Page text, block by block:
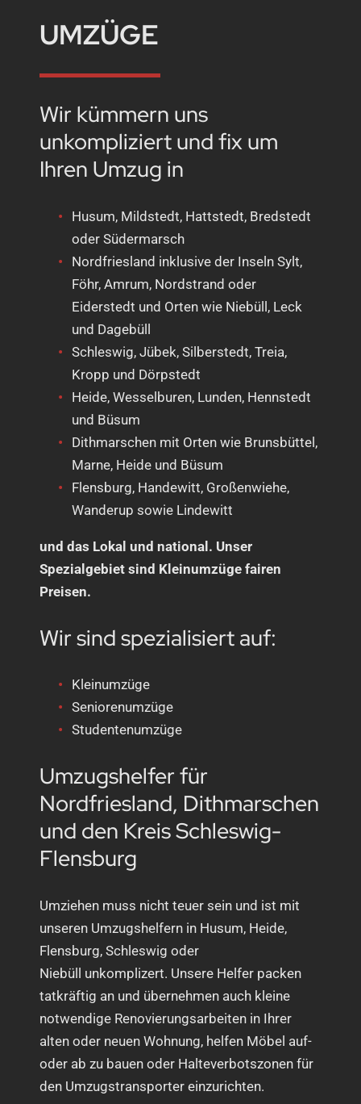
UMZÜGE
Wir kümmern uns
unkompliziert und fix um
Ihren Umzug in
Husum, Mildstedt, Hattstedt, Bredstedt
oder Südermarsch
Nordfriesland inklusive der Inseln Sylt,
Föhr, Amrum, Nordstrand oder
Eiderstedt und Orten wie Niebüll, Leck
und Dagebüll
Schleswig, Jübek, Silberstedt, Treia,
Kropp und Dörpstedt
Heide, Wesselburen, Lunden, Hennstedt
und Büsum
Dithmarschen mit Orten wie Brunsbüttel,
Marne, Heide und Büsum
Flensburg, Handewitt, Großenwiehe,
Wanderup sowie Lindewitt
und das Lokal und national. Unser
Spezialgebiet sind Kleinumzüge fairen
Preisen.
Wir sind spezialisiert auf:
Kleinumzüge
Seniorenumzüge
Studentenumzüge
Umzugshelfer für
Nordfriesland, Dithmarschen
und den Kreis Schleswig-
Flensburg
Umziehen muss nicht teuer sein und ist mit
unseren Umzugshelfern in Husum, Heide,
Flensburg, Schleswig oder
Niebüll unkomplizert. Unsere Helfer packen
tatkräftig an und übernehmen auch kleine
notwendige Renovierungsarbeiten in Ihrer
alten oder neuen Wohnung, helfen Möbel auf-
oder ab zu bauen oder Halteverbotszonen für
den Umzugstransporter einzurichten.